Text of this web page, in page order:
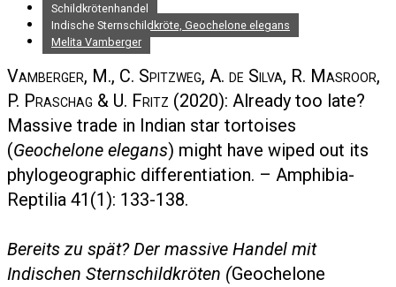
Schildkrötenhandel
Indische Sternschildkröte, Geochelone elegans
Melita Vamberger
Vamberger, M., C. Spitzweg, A. de Silva, R. Masroor,
P. Praschag & U. Fritz (2020): Already too late?
Massive trade in Indian star tortoises
(Geochelone elegans) might have wiped out its
phylogeographic differentiation. – Amphibia-
Reptilia 41(1): 133-138.
Bereits zu spät? Der massive Handel mit
Indischen Sternschildkröten (Geochelone